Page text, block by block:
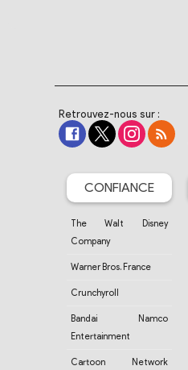
Retrouvez-nous sur :
CONFIANCE
The Walt Disney
Company
Warner Bros. France
Crunchyroll
Bandai Namco
Entertainment
Cartoon Network